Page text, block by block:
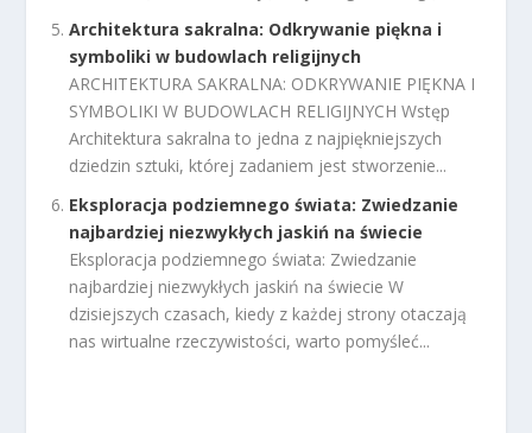
Architektura sakralna: Odkrywanie piękna i
symboliki w budowlach religijnych
ARCHITEKTURA SAKRALNA: ODKRYWANIE PIĘKNA I
SYMBOLIKI W BUDOWLACH RELIGIJNYCH Wstęp
Architektura sakralna to jedna z najpiękniejszych
dziedzin sztuki, której zadaniem jest stworzenie...
Eksploracja podziemnego świata: Zwiedzanie
najbardziej niezwykłych jaskiń na świecie
Eksploracja podziemnego świata: Zwiedzanie
najbardziej niezwykłych jaskiń na świecie W
dzisiejszych czasach, kiedy z każdej strony otaczają
nas wirtualne rzeczywistości, warto pomyśleć...